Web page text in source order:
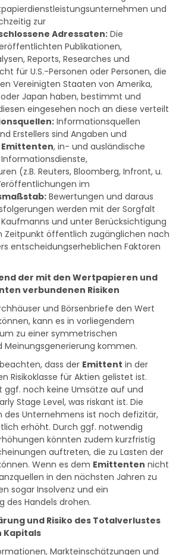
stellt die Mitteilung allen
und
zur
Adressaten:Die
Publikationen,
Reports, Researches und
für U.S.-Personen oder Personen, die
Vereinigten Staaten von Amerika,
Japan haben, bestimmt und
eingesehen noch an diese verteilt
Informationsquellen
Erstellers sind Angaben und
Emittenten, in- und ausländische
(z.B. Reuters, Bloomberg, Infront, u.
im
Bewertungen und daraus
werden mit der Sorgfalt
und unter Berücksichtigung
Zeitpunkt öffentlich zugänglichen nach
entscheidungserheblichen Faktoren
der mit den Wertpapieren und
und Börsenbriefe den Wert
kann es in vorliegendem
zu einer symmetrischen
dass derEmittentin der
Risikoklasse für Aktien gelistet ist.
ggf. noch keine Umsätze auf und
Stage Level, was riskant ist. Die
Unternehmens ist noch defizitär,
erhöht. Durch ggf. notwendig
könnten zudem kurzfristig
auftreten, die zu Lasten der
Wenn es demEmittenten nicht
in den nächsten Jahren zu
sogar Insolvenz und ein
und Risiko des Totalverlustes